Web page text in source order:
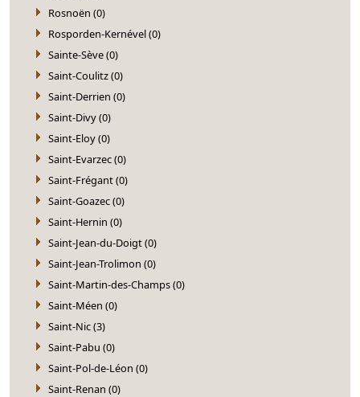
Rosnoën (0)
Rosporden-Kernével (0)
Sainte-Sève (0)
Saint-Coulitz (0)
Saint-Derrien (0)
Saint-Divy (0)
Saint-Eloy (0)
Saint-Evarzec (0)
Saint-Frégant (0)
Saint-Goazec (0)
Saint-Hernin (0)
Saint-Jean-du-Doigt (0)
Saint-Jean-Trolimon (0)
Saint-Martin-des-Champs (0)
Saint-Méen (0)
Saint-Nic (3)
Saint-Pabu (0)
Saint-Pol-de-Léon (0)
Saint-Renan (0)